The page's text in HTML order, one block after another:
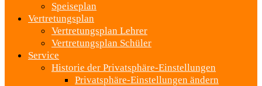
Speiseplan
Vertretungsplan
Vertretungsplan Lehrer
Vertretungsplan Schüler
Service
Historie der Privatsphäre-Einstellungen
Privatsphäre-Einstellungen ändern